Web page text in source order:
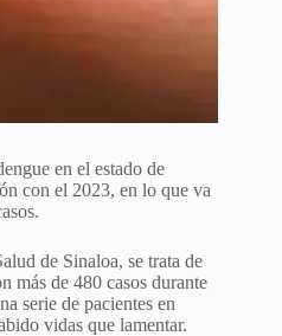
en el estado de
con el 2023, en lo que va
de Sinaloa, se trata de
más de 480 casos durante
serie de pacientes en
vidas que lamentar.